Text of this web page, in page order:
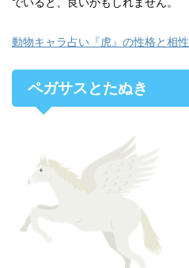
動物キャラ占い『虎』の性格と相性
ペガサスとたぬき